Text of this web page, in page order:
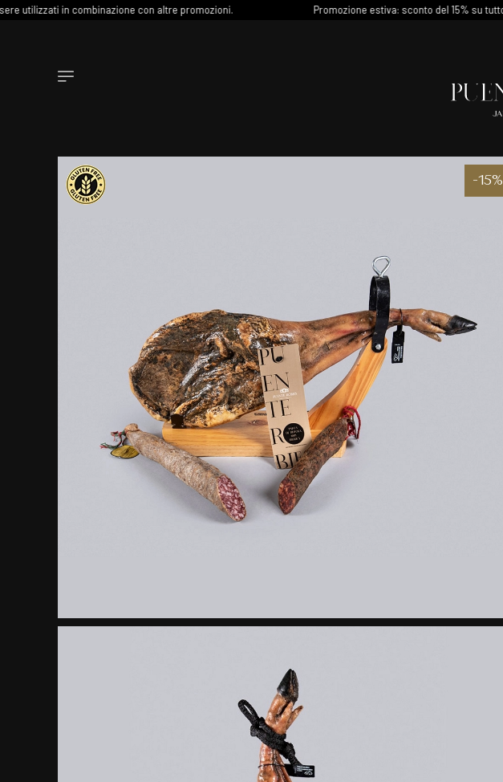
in combinazione con altre promozioni. Promozione estiva: sconto del 15% su tutto il sito.
-15%